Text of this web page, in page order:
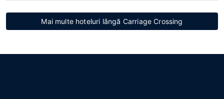
Mai multe hoteluri lângă Carriage Crossing